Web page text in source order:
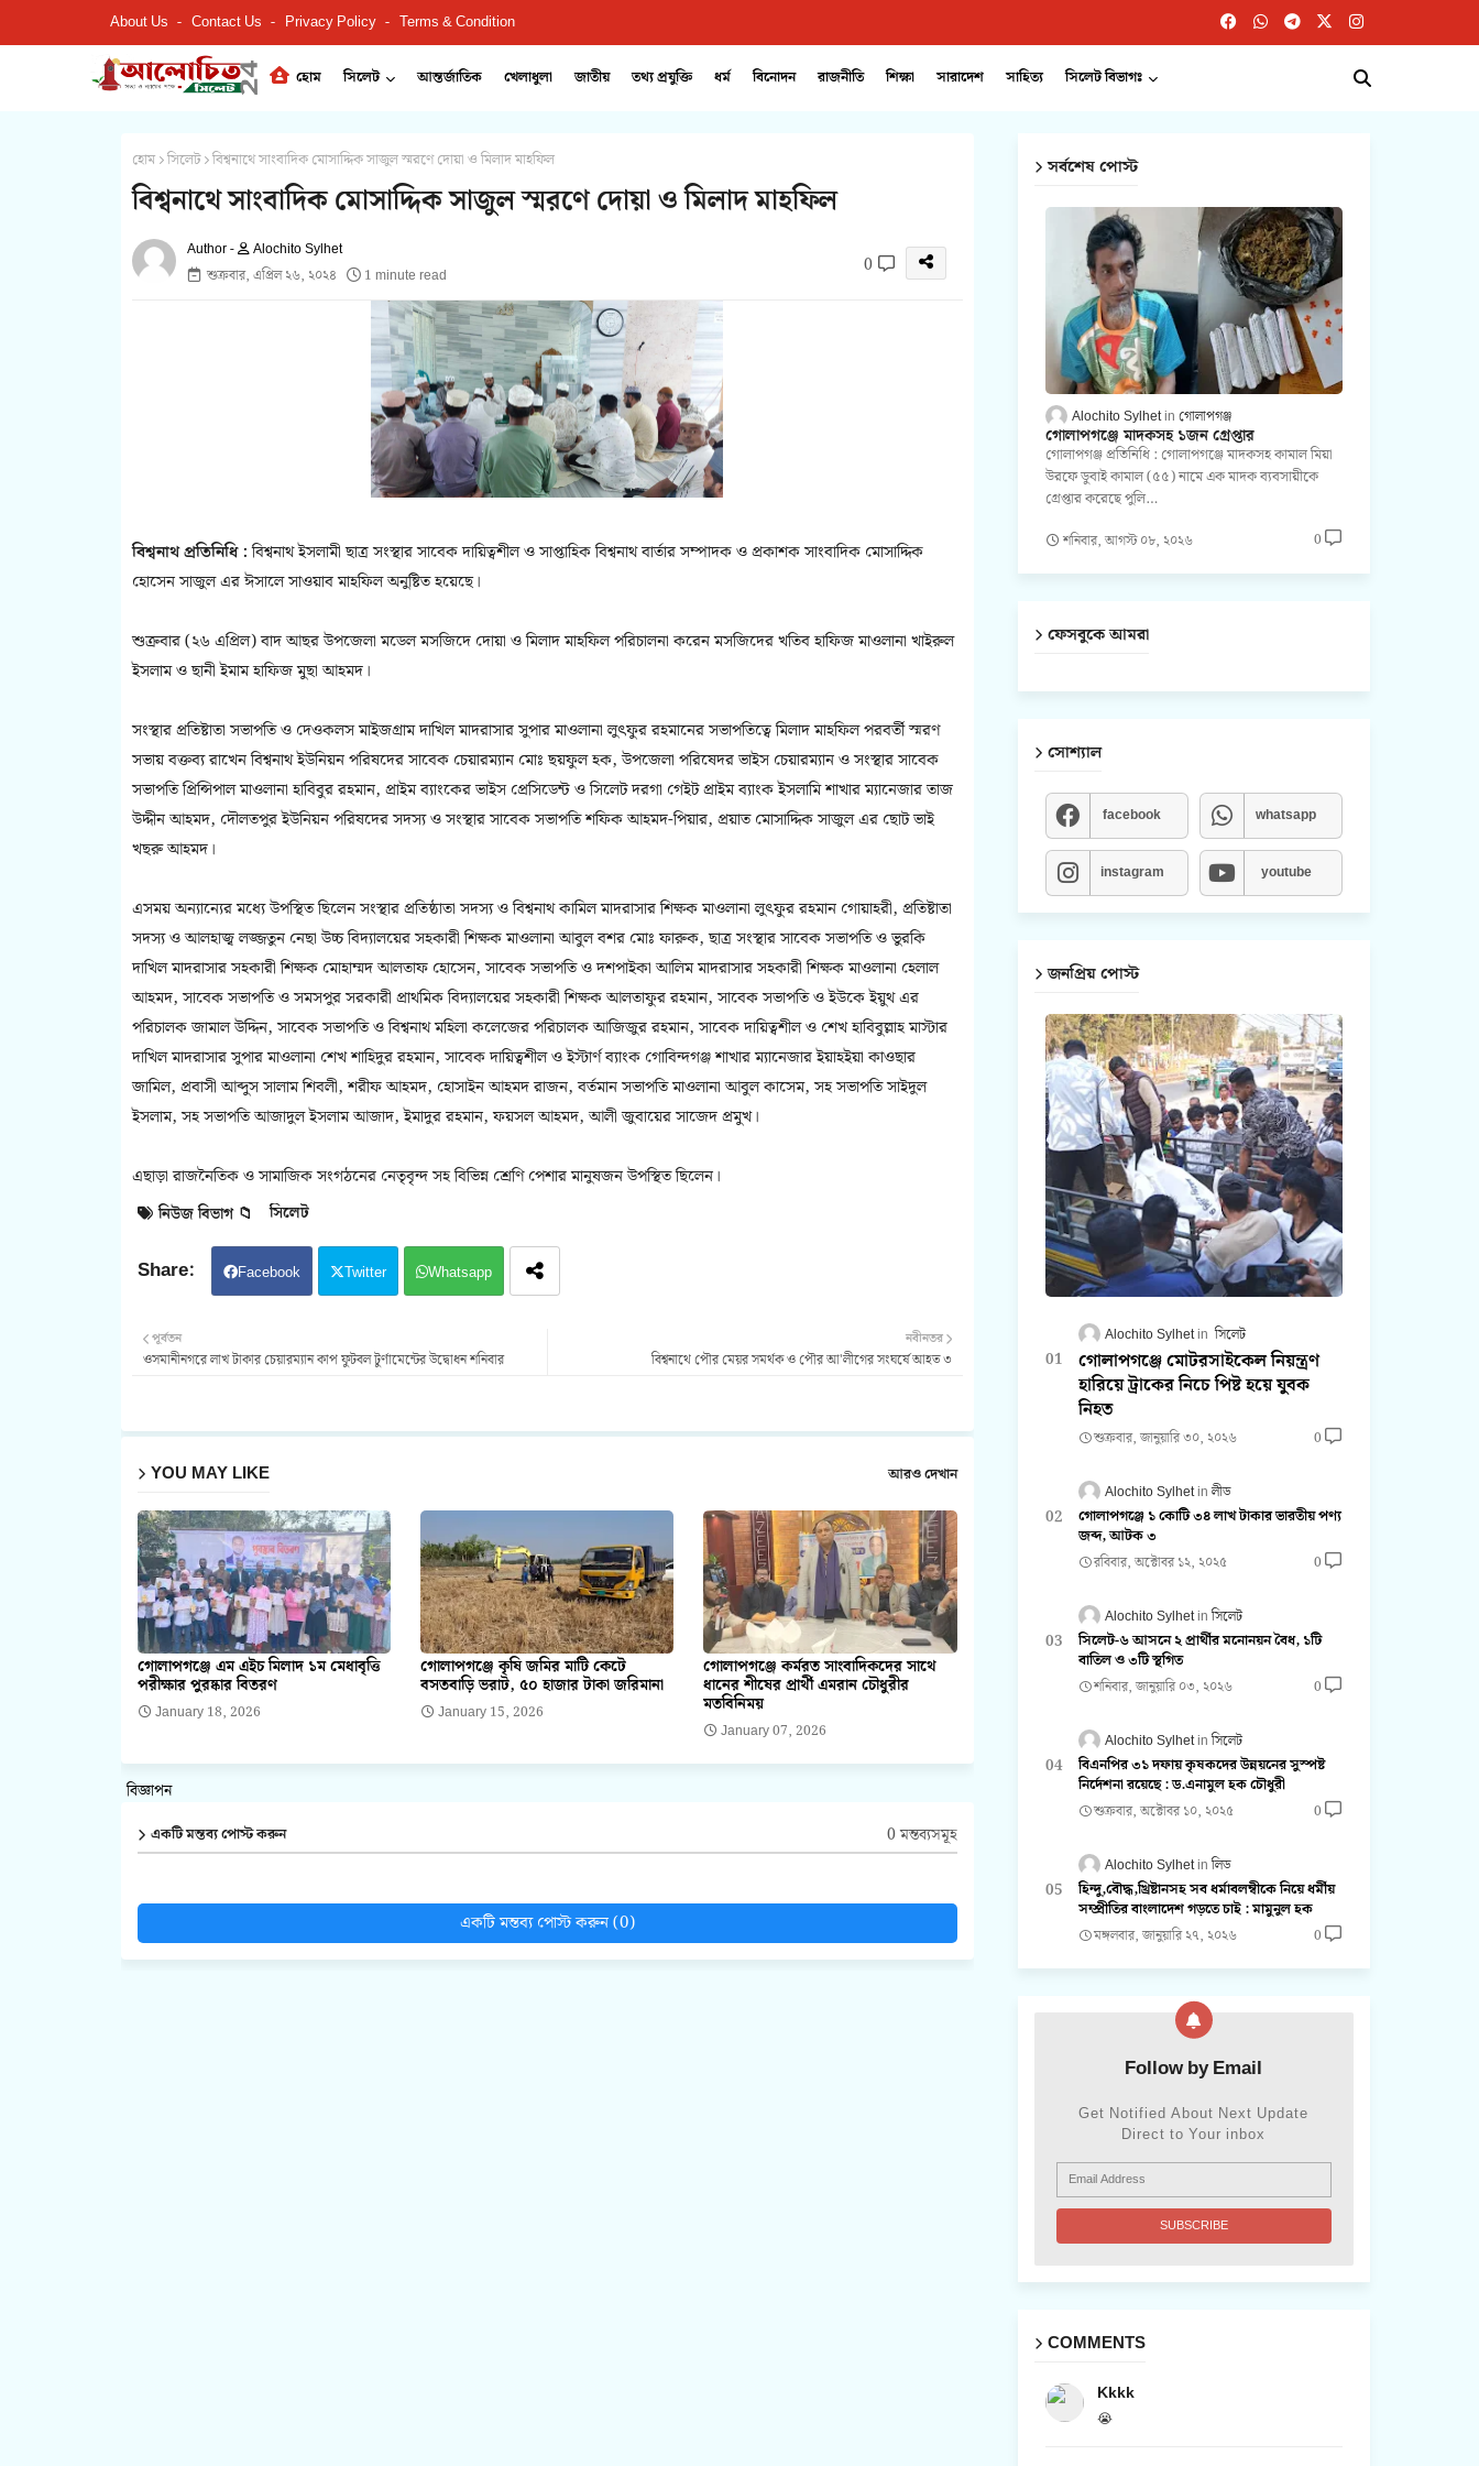
About Us Contact Us Privacy Policy Terms & Condition
হোম সিলেট আন্তর্জাতিক খেলাধুলা জাতীয় তথ্য প্রযুক্তি ধর্ম বিনোদন রাজনীতি শিক্ষা সারাদেশ সাহিত্য সিলেট বিভাগঃ
হোম সিলেট বিশ্বনাথে সাংবাদিক মোসাদ্দিক সাজুল স্মরণে দোয়া ও মিলাদ মাহফিল
বিশ্বনাথে সাংবাদিক মোসাদ্দিক সাজুল স্মরণে দোয়া ও মিলাদ মাহফিল
Alochito Sylhet
শুক্রবার, এপ্রিল ২৬, ২০২৪
1 minute read 0
বিশ্বনাথ প্রতিনিধি :বিশ্বনাথ ইসলামী ছাত্র সংস্থার সাবেক দায়িত্বশীল ও সাপ্তাহিক বিশ্বনাথ বার্তার সম্পাদক ও প্রকাশক সাংবাদিক মোসাদ্দিক
হোসেন সাজুল এর ঈসালে সাওয়াব মাহফিল অনুষ্টিত হয়েছে।
শুক্রবার (২৬ এপ্রিল) বাদ আছর উপজেলা মডেল মসজিদে দোয়া ও মিলাদ মাহফিল পরিচালনা করেন মসজিদের খতিব হাফিজ মাওলানা খাইরুল
ইসলাম ও ছানী ইমাম হাফিজ মুছা আহমদ।
সংস্থার প্রতিষ্টাতা সভাপতি ও দেওকলস মাইজগ্রাম দাখিল মাদরাসার সুপার মাওলানা লুৎফুর রহমানের সভাপতিত্বে মিলাদ মাহফিল পরবর্তী স্মরণ
সভায় বক্তব্য রাখেন বিশ্বনাথ ইউনিয়ন পরিষদের সাবেক চেয়ারম্যান মোঃ ছয়ফুল হক, উপজেলা পরিষেদর ভাইস চেয়ারম্যান ও সংস্থার সাবেক
সভাপতি প্রিন্সিপাল মাওলানা হাবিবুর রহমান, প্রাইম ব্যাংকের ভাইস প্রেসিডেন্ট ও সিলেট দরগা গেইট প্রাইম ব্যাংক ইসলামি শাখার ম্যানেজার তাজ
উদ্দীন আহমদ, দৌলতপুর ইউনিয়ন পরিষদের সদস্য ও সংস্থার সাবেক সভাপতি শফিক আহমদ-পিয়ার, প্রয়াত মোসাদ্দিক সাজুল এর ছোট ভাই
খছরু আহমদ।
এসময় অন্যান্যের মধ্যে উপস্থিত ছিলেন সংস্থার প্রতিষ্ঠাতা সদস্য ও বিশ্বনাথ কামিল মাদরাসার শিক্ষক মাওলানা লুৎফুর রহমান গোয়াহরী, প্রতিষ্টাতা
সদস্য ও আলহাজ্ব লজ্জতুন নেছা উচ্চ বিদ্যালয়ের সহকারী শিক্ষক মাওলানা আবুল বশর মোঃ ফারুক, ছাত্র সংস্থার সাবেক সভাপতি ও ভুরকি
দাখিল মাদরাসার সহকারী শিক্ষক মোহাম্মদ আলতাফ হোসেন, সাবেক সভাপতি ও দশপাইকা আলিম মাদরাসার সহকারী শিক্ষক মাওলানা হেলাল
আহমদ, সাবেক সভাপতি ও সমসপুর সরকারী প্রাথমিক বিদ্যালয়ের সহকারী শিক্ষক আলতাফুর রহমান, সাবেক সভাপতি ও ইউকে ইয়ুথ এর
পরিচালক জামাল উদ্দিন, সাবেক সভাপতি ও বিশ্বনাথ মহিলা কলেজের পরিচালক আজিজুর রহমান, সাবেক দায়িত্বশীল ও শেখ হাবিবুল্লাহ মাস্টার
দাখিল মাদরাসার সুপার মাওলানা শেখ শাহিদুর রহমান, সাবেক দায়িত্বশীল ও ইস্টার্ণ ব্যাংক গোবিন্দগঞ্জ শাখার ম্যানেজার ইয়াহইয়া কাওছার
জামিল, প্রবাসী আব্দুস সালাম শিবলী, শরীফ আহমদ, হোসাইন আহমদ রাজন, বর্তমান সভাপতি মাওলানা আবুল কাসেম, সহ সভাপতি সাইদুল
ইসলাম, সহ সভাপতি আজাদুল ইসলাম আজাদ, ইমাদুর রহমান, ফয়সল আহমদ, আলী জুবায়ের সাজেদ প্রমুখ।
এছাড়া রাজনৈতিক ও সামাজিক সংগঠনের নেতৃবৃন্দ সহ বিভিন্ন শ্রেণি পেশার মানুষজন উপস্থিত ছিলেন।
নিউজ বিভাগ 📁 সিলেট
Facebook Twitter Whatsapp
নবীনতর
বিশ্বনাথে পৌর মেয়র সমর্থক ও পৌর আ'লীগের সংঘর্ষে আহত ৩
পূর্বতন
ওসমানীনগরে লাখ টাকার চেয়ারম্যান কাপ ফুটবল টুর্ণামেন্টের উদ্বোধন শনিবার
YOU MAY LIKE আরও দেখান
গোলাপগঞ্জে এম এইচ মিলাদ ১ম মেধাবৃত্তি
পরীক্ষার পুরষ্কার বিতরণ
January 18, 2026
গোলাপগঞ্জে কৃষি জমির মাটি কেটে
বসতবাড়ি ভরাট, ৫০ হাজার টাকা জরিমানা
January 15, 2026
গোলাপগঞ্জে কর্মরত সাংবাদিকদের সাথে
ধানের শীষের প্রার্থী এমরান চৌধুরীর
মতবিনিময়
January 07, 2026
বিজ্ঞাপন
একটি মন্তব্য পোস্ট করুন 0 মন্তব্যসমূহ
একটি মন্তব্য পোস্ট করুন (0)
সর্বশেষ পোস্ট
Alochito Sylhet গোলাপগঞ্জ
গোলাপগঞ্জে মাদকসহ ১জন গ্রেপ্তার
গোলাপগঞ্জ প্রতিনিধি : গোলাপগঞ্জে মাদকসহ কামাল মিয়া
উরফে ডুবাই কামাল (৫৫) নামে এক মাদক ব্যবসায়ীকে
গ্রেপ্তার করেছে পুলি…
শনিবার, আগস্ট ০৮, ২০২৬ 0
ফেসবুকে আমরা
সোশ্যাল
facebook whatsapp
instagram youtube
জনপ্রিয় পোস্ট
Alochito Sylhet সিলেট
গোলাপগঞ্জে মোটরসাইকেল নিয়ন্ত্রণ
হারিয়ে ট্রাকের নিচে পিষ্ট হয়ে যুবক
নিহত
শুক্রবার, জানুয়ারি ৩০, ২০২৬ 0
Alochito Sylhet লীড
গোলাপগঞ্জে ১ কোটি ৩৪ লাখ টাকার ভারতীয় পণ্য
জব্দ, আটক ৩
রবিবার, অক্টোবর ১২, ২০২৫ 0
Alochito Sylhet সিলেট
সিলেট-৬ আসনে ২ প্রার্থীর মনোনয়ন বৈধ, ১টি
বাতিল ও ৩টি স্থগিত
শনিবার, জানুয়ারি ০৩, ২০২৬ 0
Alochito Sylhet সিলেট
বিএনপির ৩১ দফায় কৃষকদের উন্নয়নের সুস্পষ্ট
নির্দেশনা রয়েছে : ড.এনামুল হক চৌধুরী
শুক্রবার, অক্টোবর ১০, ২০২৫ 0
Alochito Sylhet লিড
হিন্দু,বৌদ্ধ,খ্রিষ্টানসহ সব ধর্মাবলম্বীকে নিয়ে ধর্মীয়
সম্প্রীতির বাংলাদেশ গড়তে চাই : মামুনুল হক
মঙ্গলবার, জানুয়ারি ২৭, ২০২৬ 0
Follow by Email
Get Notified About Next Update
Direct to Your inbox
COMMENTS
Kkkk
😭